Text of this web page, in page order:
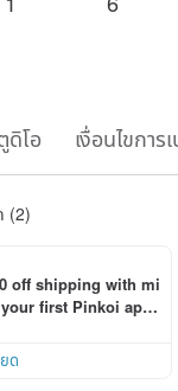
ดิโอ เงื่อนไขกา
(2)
off shipping with mi
first Pinkoi app
ด